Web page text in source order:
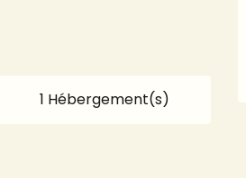
1 Hébergement(s)